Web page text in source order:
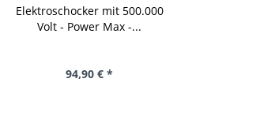
Elektroschocker mit 500.000
Volt - Power Max -...
94,90 € *